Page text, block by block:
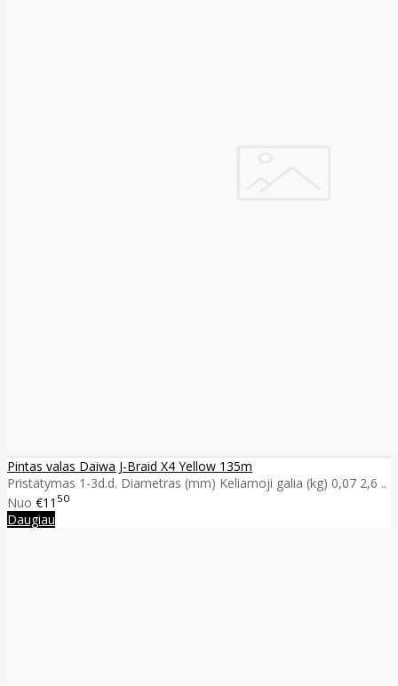
Pintas valas Daiwa J-Braid X4 Yellow 135m
Pristatymas 1-3d.d. Diametras (mm) Keliamoji galia (kg) 0,07 2,6 ..
Nuo €11 50
Daugiau